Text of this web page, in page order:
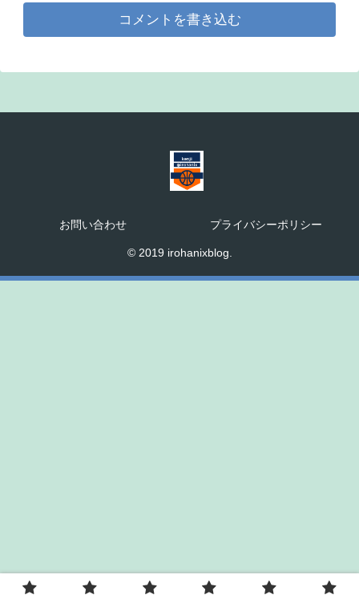
コメントを書き込む
お問い合わせ プライバシーポリシー
© 2019 irohanixblog.